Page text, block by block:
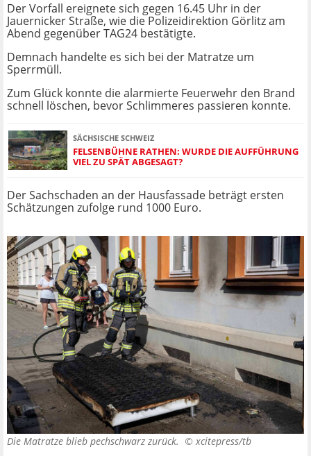
Der Vorfall ereignete sich gegen 16.45 Uhr in der
Jauernicker Straße, wie die Polizeidirektion Görlitz am
Abend gegenüber TAG24 bestätigte.
Demnach handelte es sich bei der Matratze um
Sperrmüll.
Zum Glück konnte die alarmierte Feuerwehr den Brand
schnell löschen, bevor Schlimmeres passieren konnte.
SÄCHSISCHE SCHWEIZ
FELSENBÜHNE RATHEN: WURDE DIE AUFFÜHRUNG
VIEL ZU SPÄT ABGESAGT?
Der Sachschaden an der Hausfassade beträgt ersten
Schätzungen zufolge rund 1000 Euro.
Die Matratze blieb pechschwarz zurück. © xcitepress/tb